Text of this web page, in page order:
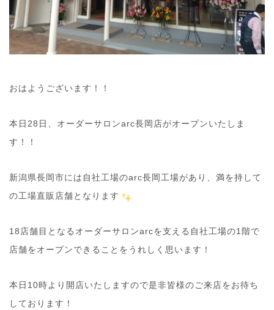
おはようございます！！
本日28日、オーダーサロンarc長岡店がオープンいたしま
す！！
新潟県長岡市には自社工場のarc長岡工場があり、満を持して
の工場直販店舗となります
18店舗目となるオーダーサロンarcを支える自社工場の1階で
店舗をオープンできることをうれしく思います！
本日10時より開店いたしますので是非皆様のご来店をお待ち
しております！